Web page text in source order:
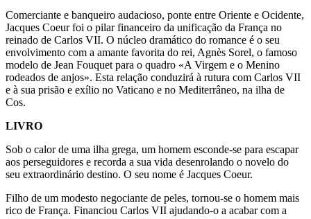
Comerciante e banqueiro audacioso, ponte entre Oriente e Ocidente,
Jacques Coeur foi o pilar financeiro da unificação da França no
reinado de Carlos VII. O núcleo dramático do romance é o seu
envolvimento com a amante favorita do rei, Agnès Sorel, o famoso
modelo de Jean Fouquet para o quadro «A Virgem e o Menino
rodeados de anjos». Esta relação conduzirá à rutura com Carlos VII
e à sua prisão e exílio no Vaticano e no Mediterrâneo, na ilha de
Cos.
LIVRO
Sob o calor de uma ilha grega, um homem esconde-se para escapar
aos perseguidores e recorda a sua vida desenrolando o novelo do
seu extraordinário destino. O seu nome é Jacques Coeur.
Filho de um modesto negociante de peles, tornou-se o homem mais
rico de França. Financiou Carlos VII ajudando-o a acabar com a